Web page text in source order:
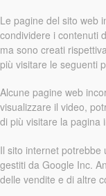
Le pagine del sito web
condividere i contenuti
ma sono creati
più visitare le seguenti
Alcune pagine web
visualizzare il video,
di più visitare la pagina
Il sito internet potrebbe
gestiti da Google Inc.
delle vendite e di altre